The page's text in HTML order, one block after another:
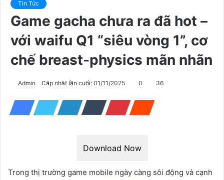
Tin Tức
Game gacha chưa ra đã hot –
với waifu Q1 “siêu vòng 1”, cơ
chế breast-physics mãn nhãn
Admin Cập nhật lần cuối: 01/11/2025 0 36
Download Now
Trong thị trường game mobile ngày càng sôi động và cạnh